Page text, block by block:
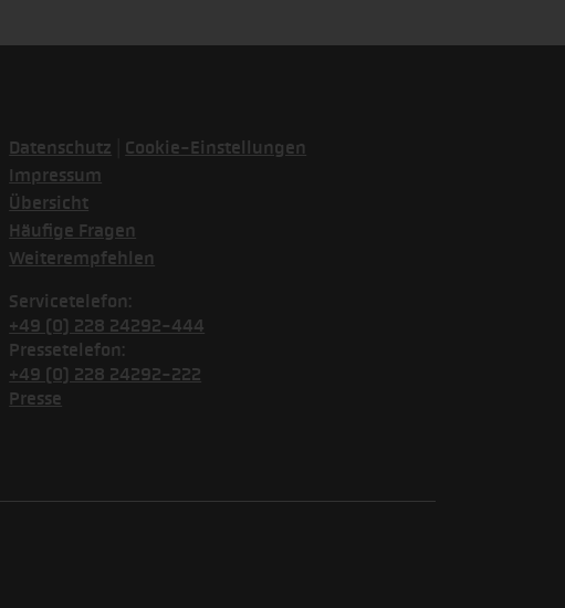
Datenschutz
Cookie-Einstellungen
Impressum
Übersicht
Häufige Fragen
Weiterempfehlen
Servicetelefon:
+49 (0) 228 24292-444
Pressetelefon:
+49 (0) 228 24292-222
Presse